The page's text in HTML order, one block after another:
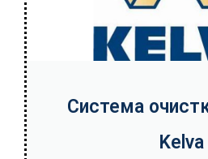
Система
Kelva